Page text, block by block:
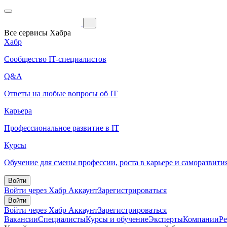
Все сервисы Хабра
Хабр
Сообщество IT-специалистов
Q&A
Ответы на любые вопросы об IT
Карьера
Профессиональное развитие в IT
Курсы
Обучение для смены профессии, роста в карьере и
Войти
Войти через Хабр АккаунтЗарегистрироваться
Войти
Войти через Хабр АккаунтЗарегистрироваться
ВакансииСпециалистыКурсы и обучениеЭкспертыКомпании